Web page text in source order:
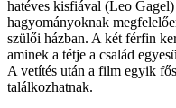
hatéves kisfiával (Leo
hagyományoknak
szülői házban. A két férfin
aminek a tétje a család
A vetítés után a film egyik
találkozhatnak.